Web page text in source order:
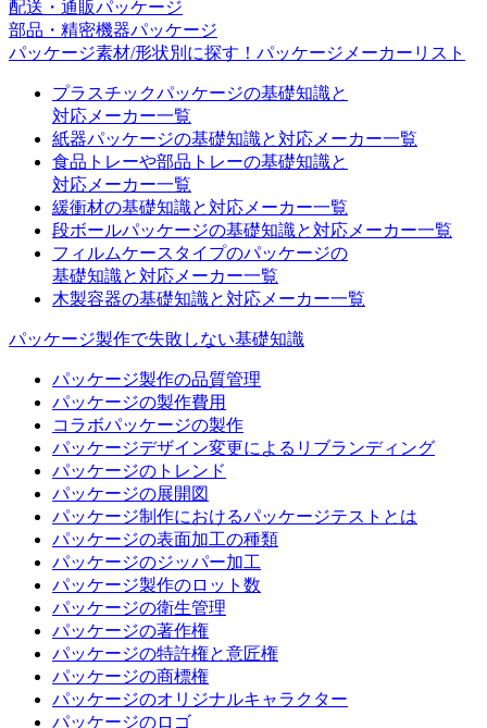
配送・通販パッケージ
部品・精密機器パッケージ
パッケージ素材/形状別に探す！パッケージメーカーリスト
プラスチックパッケージの基礎知識と
対応メーカー一覧
紙器パッケージの基礎知識と対応メーカー一覧
食品トレーや部品トレーの基礎知識と
対応メーカー一覧
緩衝材の基礎知識と対応メーカー一覧
段ボールパッケージの基礎知識と対応メーカー一覧
フィルムケースタイプのパッケージの
基礎知識と対応メーカー一覧
木製容器の基礎知識と対応メーカー一覧
パッケージ製作で失敗しない基礎知識
パッケージ製作の品質管理
パッケージの製作費用
コラボパッケージの製作
パッケージデザイン変更によるリブランディング
パッケージのトレンド
パッケージの展開図
パッケージ制作におけるパッケージテストとは
パッケージの表面加工の種類
パッケージのジッパー加工
パッケージ製作のロット数
パッケージの衛生管理
パッケージの著作権
パッケージの特許権と意匠権
パッケージの商標権
パッケージのオリジナルキャラクター
パッケージのロゴ